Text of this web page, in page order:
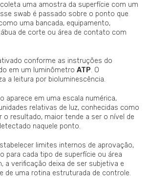
coleta uma amostra da superfície com um
swab é passado sobre o ponto que
uma bancada, equipamento,
de corte ou área de contato com
conforme as instruções do
em um luminômetro ATP. O
a leitura por bioluminescência.
aparece em uma escala numérica,
relativas de luz, conhecidas como
o resultado, maior tende a ser o nível de
naquele ponto.
limites internos de aprovação,
para cada tipo de superfície ou área
a verificação deixa de ser subjetiva e
de uma rotina estruturada de controle.